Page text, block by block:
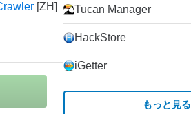
Tucan Manager
HackStore
iGetter
もっと見る